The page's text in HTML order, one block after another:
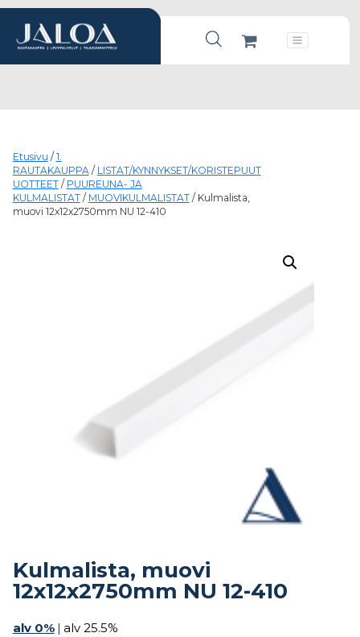
Products search
Päävalikko
Etusivu / 1.
RAUTAKAUPPA/ LISTAT/KYNNYKSET/KORISTEPUUT
UOTTEET/ PUUREUNA- JA
KULMALISTAT/ MUOVIKULMALISTAT/ Kulmalista,
muovi 12x12x2750mm NU 12-410
Kulmalista, muovi
12x12x2750mm NU 12-410
alv 0% | alv 25.5%